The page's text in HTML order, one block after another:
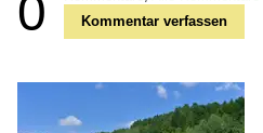
0
Kommentar verfassen